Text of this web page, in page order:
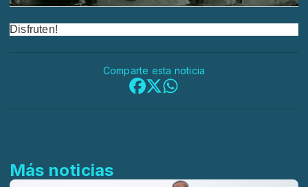
Disfruten!
Comparte esta noticia
Más noticias